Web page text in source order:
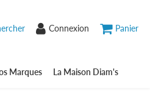
Connexion Panier
Marques La Maison Diam's